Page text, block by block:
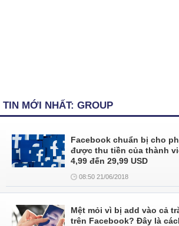
TIN MỚI NHẤT: GROUP
Facebook chuẩn bị cho
được thu tiền của thành
4,99 đến 29,99 USD
08:50 21/06/2018
Mệt mỏi vì bị add vào cả
trên Facebook? Đây là